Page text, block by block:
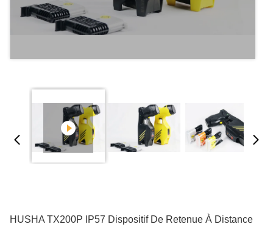
HUSHA TX200P IP57 Dispositif De Retenue À Distance